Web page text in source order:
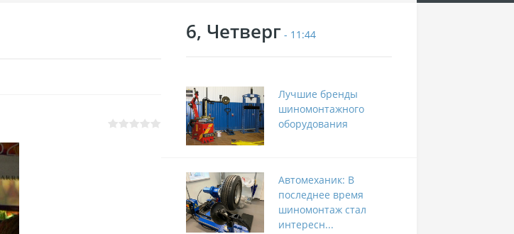
6, Четверг - 11:44
Лучшие бренды
шиномонтажного
оборудования
Автомеханик: В
последнее время
шиномонтаж стал
интересн...